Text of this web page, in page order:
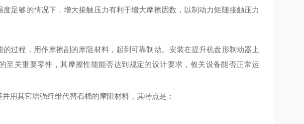
度足够的情况下 ，增大接触压力有利于增大摩擦因数，以制动力矩随接触压力
过程，用作摩擦副的摩阻材料， 起到可靠制动。安装在提升机盘形制动器上
至关重要零件，其摩擦性能能否达到规定的设计要求，攸关设备能否正常运
用其它增强纤维代替石棉的摩阻材料，其特点是：